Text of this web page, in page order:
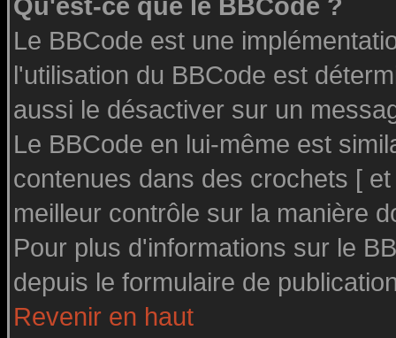
Qu'est-ce que le BBCode ?
Le BBCode est une
l'utilisation du BBCode est
aussi le désactiver sur un
Le BBCode en lui-même est
contenues dans des crochets [
meilleur contrôle sur la manière
Pour plus d'informations sur le
depuis le formulaire de
Revenir en haut